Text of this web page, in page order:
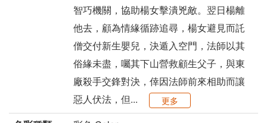
智巧機關，協助楊女擊潰兇敵。翌日楊離
他去，顧為情緣循跡追尋，楊女避見而託
僧交付新生嬰兒，決遁入空門，法師以其
俗緣未盡，囑其下山營救顧生父子，與東
廠殺手交鋒對決，倖因法師前來相助而讓
惡人伏法，但...
更多